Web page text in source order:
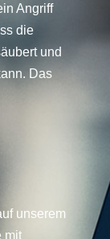
Angriff
die
und
Das
unserem
mit